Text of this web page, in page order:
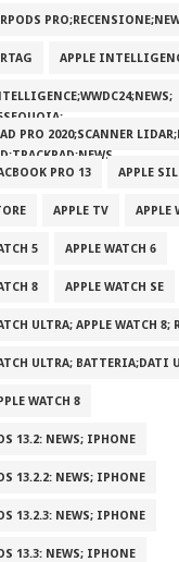
APPLE
PRO 2020;SCANNER
PRO 13
APPLE
APPLE TV APPLE
5 APPLE WATCH 6
8 APPLE WATCH SE
ULTRA; APPLE WATCH 8;
ULTRA; BATTERIA;DATI
WATCH 8
13.2: NEWS; IPHONE
13.2.2: NEWS; IPHONE
13.2.3: NEWS; IPHONE
13.3: NEWS; IPHONE